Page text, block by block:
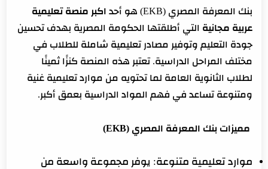
بنك المعرفة المصري (EKB) هو أحد
اكبر منصة تعليمية
عربية مجانية التي أطلقتها الحكومة المصرية بهدف تحسين
جودة التعليم وتوفير مصادر تعليمية شاملة للطلاب في
مختلف المراحل الدراسية. تعتبر هذه المنصة كنزًا ثمينًا
لطلاب الثانوية العامة لما تحتويه من موارد تعليمية غنية
ومتنوعة تساعد في فهم المواد الدراسية بعمق أكبر.
مميزات بنك المعرفة المصري (EKB)
موارد تعليمية متنوعة: يوفر مجموعة واسعة من